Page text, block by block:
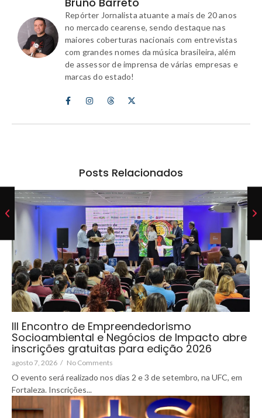
Repórter Jornalista atuante a mais de 20 anos
no mercado cearense, sendo destaque nas
maiores coberturas nacionais com entrevistas
com grandes nomes da música brasileira, além
de assessor de imprensa de várias empresas e
marcas do estado!
Posts Relacionados
III Encontro de Empreendedorismo
Socioambiental e Negócios de Impacto abre
inscrições gratuitas para edição 2026
agosto 7, 2026 / No Comments
O evento será realizado nos dias 2 e 3 de setembro, na UFC, em
Fortaleza. Inscrições...